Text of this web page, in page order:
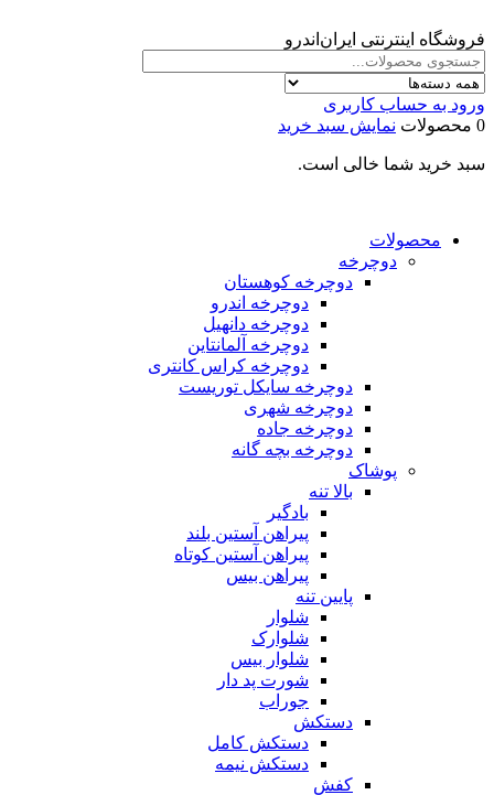
فروشگاه اینترنتی ایران‌اندرو
ورود به حساب کاربری
0 محصولات
نمایش سبد خرید
سبد خرید شما خالی است.
محصولات
دوچرخه
دوچرخه کوهستان
دوچرخه اندرو
دوچرخه دانهیل
دوچرخه آلمانتاین
دوچرخه کراس کانتری
دوچرخه سایکل توریست
دوچرخه شهری
دوچرخه جاده
دوچرخه بچه گانه
پوشاک
بالا تنه
بادگیر
پیراهن آستین بلند
پیراهن آستین کوتاه
پیراهن بیس
پایین تنه
شلوار
شلوارک
شلوار بیس
شورت پد دار
جوراب
دستکش
دستکش کامل
دستکش نیمه
کفش